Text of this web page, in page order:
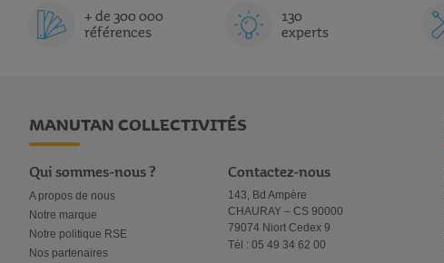
+ de 300 000
références
130
experts
MANUTAN COLLECTIVITÉS
Qui sommes-nous ?
A propos de nous
Notre marque
Notre politique RSE
Nos partenaires
Contactez-nous
143, Bd Ampère
CHAURAY – CS 90000
79074 Niort Cedex 9
Tél : 05 49 34 62 00